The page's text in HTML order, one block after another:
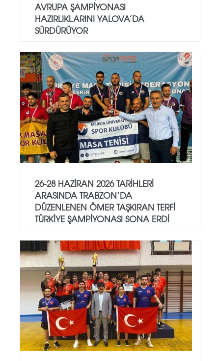
AVRUPA ŞAMPIYONASI
HAZIRLIKLARINI YALOVA’DA
SÜRDÜRÜYOR
26-28 HAZIRAN 2026 TARIHLERI
ARASINDA TRABZON’DA
DÜZENLENEN ÖMER TAŞKIRAN TERFI
TÜRKIYE ŞAMPIYONASI SONA ERDI